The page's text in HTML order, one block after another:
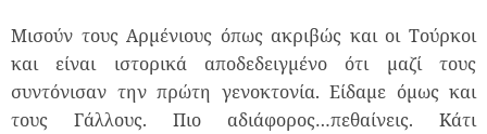
Μισούν τους Αρμένιους όπως ακριβώς και οι Τούρκοι
και είναι ιστορικά αποδεδειγμένο ότι μαζί τους
συντόνισαν την πρώτη γενοκτονία. Είδαμε όμως και
τους Γάλλους. Πιο αδιάφορος…πεθαίνεις. Κάτι